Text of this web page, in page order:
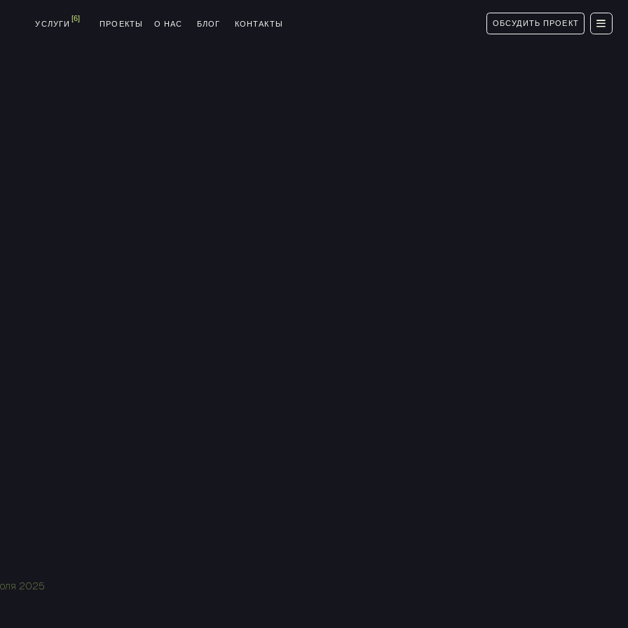
ПРОЕКТЫ КОНТАКТЫ
О НАС БЛОГ
2025